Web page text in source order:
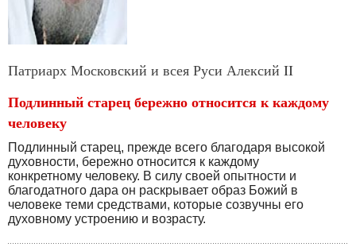
Патриарх Московский и всея Руси Алексий II
Подлинный старец бережно относится к каждому
человеку
Подлинный старец, прежде всего благодаря высокой
духовности, бережно относится к каждому
конкретному человеку. В силу своей опытности и
благодатного дара он раскрывает образ Божий в
человеке теми средствами, которые созвучны его
духовному устроению и возрасту.